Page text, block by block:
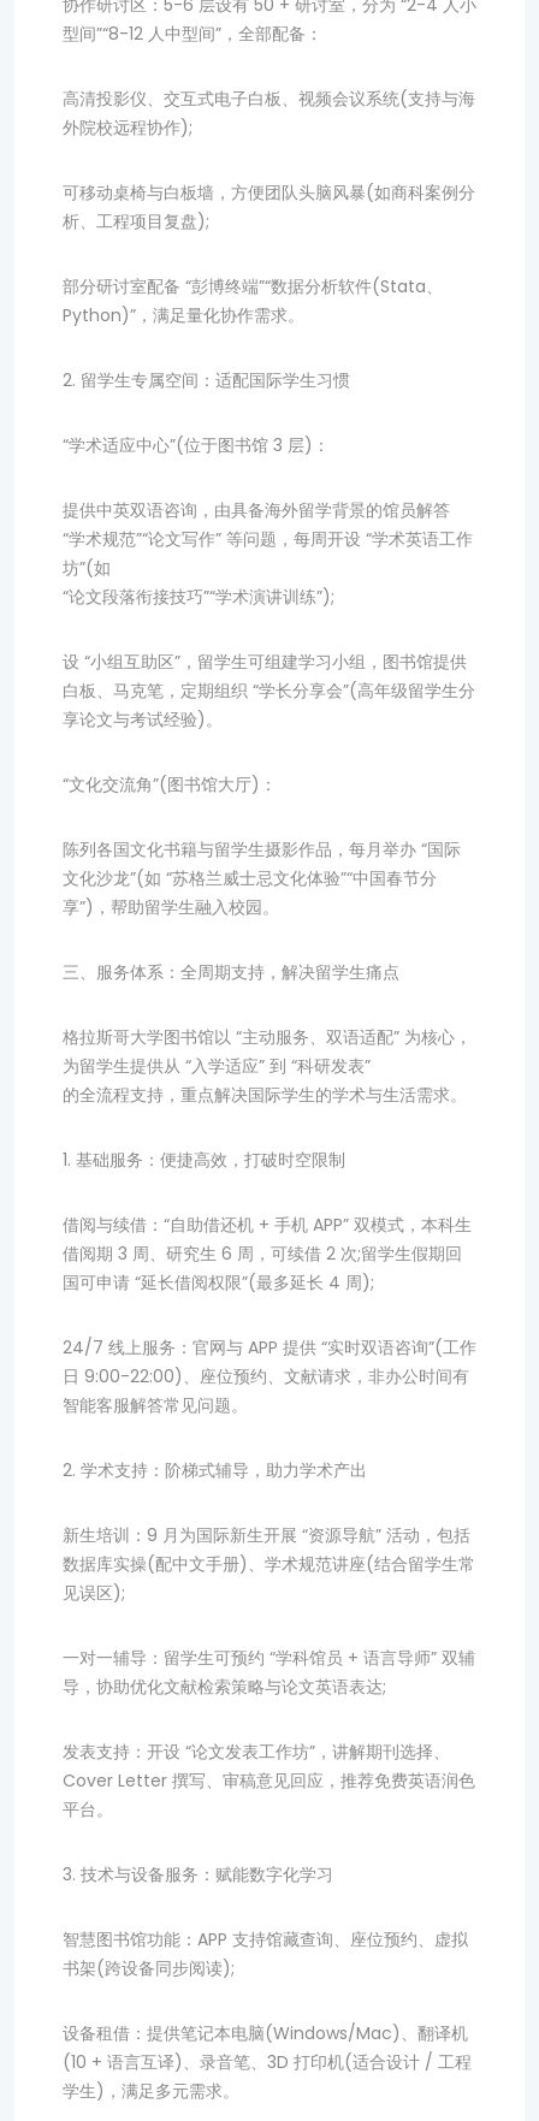
协作研讨区：5-6 层设有 50 + 研讨室，分为 “2-4 人小
型间”“8-12 人中型间”，全部配备：
高清投影仪、交互式电子白板、视频会议系统(支持与海
外院校远程协作);
可移动桌椅与白板墙，方便团队头脑风暴(如商科案例分
析、工程项目复盘);
部分研讨室配备 “彭博终端”“数据分析软件(Stata、
Python)”，满足量化协作需求。
2. 留学生专属空间：适配国际学生习惯
“学术适应中心”(位于图书馆 3 层)：
提供中英双语咨询，由具备海外留学背景的馆员解答
“学术规范”“论文写作” 等问题，每周开设 “学术英语工作
坊”(如
“论文段落衔接技巧”“学术演讲训练”);
设 “小组互助区”，留学生可组建学习小组，图书馆提供
白板、马克笔，定期组织 “学长分享会”(高年级留学生分
享论文与考试经验)。
“文化交流角”(图书馆大厅)：
陈列各国文化书籍与留学生摄影作品，每月举办 “国际
文化沙龙”(如 “苏格兰威士忌文化体验”“中国春节分
享”)，帮助留学生融入校园。
三、服务体系：全周期支持，解决留学生痛点
格拉斯哥大学图书馆以 “主动服务、双语适配” 为核心，
为留学生提供从 “入学适应” 到 “科研发表”
的全流程支持，重点解决国际学生的学术与生活需求。
1. 基础服务：便捷高效，打破时空限制
借阅与续借：“自助借还机 + 手机 APP” 双模式，本科生
借阅期 3 周、研究生 6 周，可续借 2 次;留学生假期回
国可申请 “延长借阅权限”(最多延长 4 周);
24/7 线上服务：官网与 APP 提供 “实时双语咨询”(工作
日 9:00-22:00)、座位预约、文献请求，非办公时间有
智能客服解答常见问题。
2. 学术支持：阶梯式辅导，助力学术产出
新生培训：9 月为国际新生开展 “资源导航” 活动，包括
数据库实操(配中文手册)、学术规范讲座(结合留学生常
见误区);
一对一辅导：留学生可预约 “学科馆员 + 语言导师” 双辅
导，协助优化文献检索策略与论文英语表达;
发表支持：开设 “论文发表工作坊”，讲解期刊选择、
Cover Letter 撰写、审稿意见回应，推荐免费英语润色
平台。
3. 技术与设备服务：赋能数字化学习
智慧图书馆功能：APP 支持馆藏查询、座位预约、虚拟
书架(跨设备同步阅读);
设备租借：提供笔记本电脑(Windows/Mac)、翻译机
(10 + 语言互译)、录音笔、3D 打印机(适合设计 / 工程
学生)，满足多元需求。